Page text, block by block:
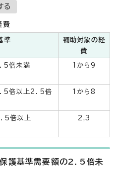
る
費
準
補助対象の経
費
5倍未満 1から9
5倍以上2．5倍
1から8
5倍以上 2,3
護基準需要額の2．5倍未